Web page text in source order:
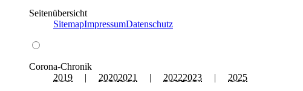
Seitenübersicht
SitemapImpressumDatenschutz
Corona-Chronik
2019 | 20202021 | 20222023 | 2025